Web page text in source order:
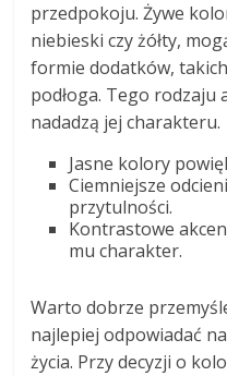
przedpokoju. Żywe
niebieski czy żółty,
formie dodatków,
podłoga. Tego rodzaju
nadadzą jej charakteru.
Jasne kolory
Ciemniejsze
przytulności.
Kontrastowe
mu charakter.
Warto dobrze
najlepiej odpowiadać
życia. Przy decyzji o